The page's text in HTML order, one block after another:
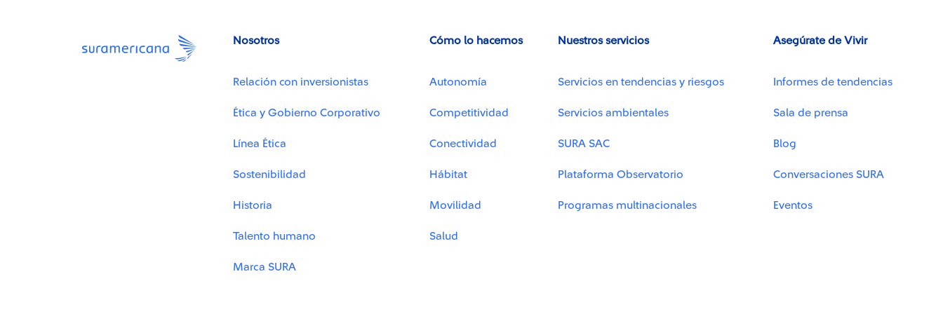
Nosotros
Relación con inversionistas
Ética y Gobierno Corporativo
Línea Ética
Sostenibilidad
Historia
Talento humano
Marca SURA
Cómo lo hacemos
Autonomía
Competitividad
Conectividad
Hábitat
Movilidad
Salud
Nuestros servicios
Servicios en tendencias y riesgos
Servicios ambientales
SURA SAC
Plataforma Observatorio
Programas multinacionales
Asegúrate de Vivir
Informes de tendencias
Sala de prensa
Blog
Conversaciones SURA
Eventos